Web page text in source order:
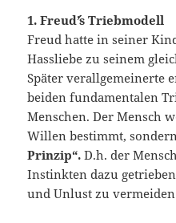
1. Freud´’s Triebmodell
Freud hatte in seiner
Hassliebe zu seinem
Später verallgemeinerte
beiden fundamentalen
Menschen. Der Mensch
Willen bestimmt,
Prinzip“. D.h. der
Instinkten dazu
und Unlust zu